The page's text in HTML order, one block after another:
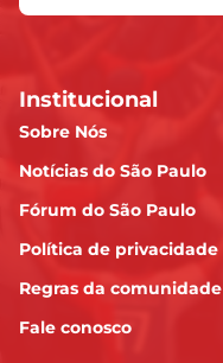
Institucional
Sobre Nós
Notícias do São Paulo
Fórum do São Paulo
Política de privacidade
Regras da comunidade
Fale conosco